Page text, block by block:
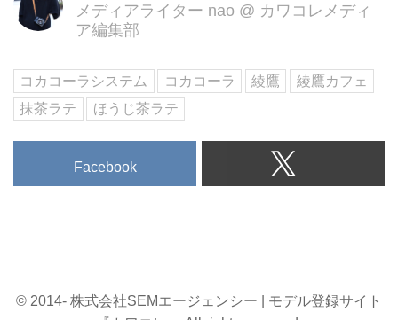
メディアライター nao @ カワコレメディ
ア編集部
コカコーラシステム コカコーラ 綾鷹
綾鷹カフェ
抹茶ラテ
ほうじ茶ラテ
Facebook
© 2014- 株式会社SEMエージェンシー | モデル登録サイト